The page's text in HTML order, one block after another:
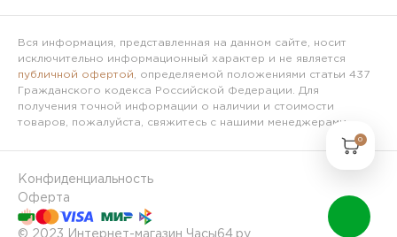
Вся информация, представленная на данном сайте, носит
исключительно информационный характер и не является
публичной офертой , определяемой положениями статьи 437
Гражданского кодекса Российской Федерации. Для
получения точной информации о наличии и стоимости
товаров, пожалуйста, свяжитесь с нашими менеджерами.
© 2023 Интернет-магазин Часы64.ру
Конфиденциальность
Оферта
0